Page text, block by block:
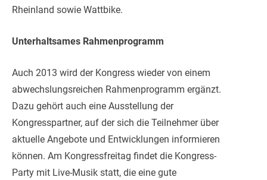
Rheinland sowie Wattbike.
Unterhaltsames Rahmenprogramm
Auch 2013 wird der Kongress wieder von einem
abwechslungsreichen Rahmenprogramm ergänzt.
Dazu gehört auch eine Ausstellung der
Kongresspartner, auf der sich die Teilnehmer über
aktuelle Angebote und Entwicklungen informieren
können. Am Kongressfreitag findet die Kongress-
Party mit Live-Musik statt, die eine gute